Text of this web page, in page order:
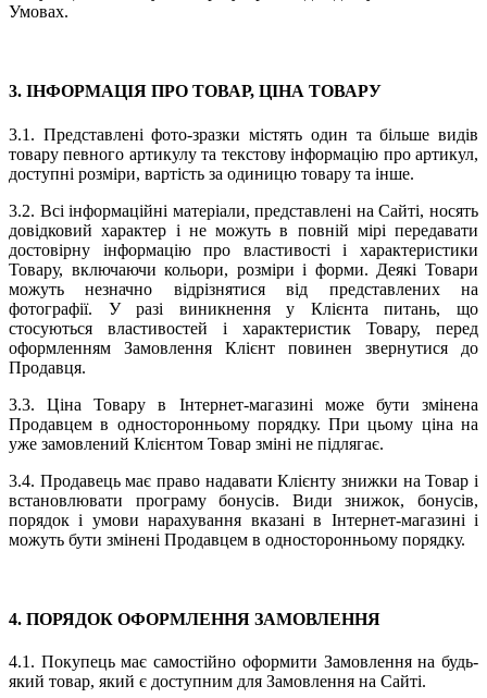
Умовах.
3. ІНФОРМАЦІЯ ПРО ТОВАР, ЦІНА ТОВАРУ
3.1. Представлені фото-зразки містять один та більше видів
товару певного артикулу та текстову інформацію про артикул,
доступні розміри, вартість за одиницю товару та інше.
3.2. Всі інформаційні матеріали, представлені на Сайті, носять
довідковий характер і не можуть в повній мірі передавати
достовірну інформацію про властивості і характеристики
Товару, включаючи кольори, розміри і форми. Деякі Товари
можуть незначно відрізнятися від представлених на
фотографії. У разі виникнення у Клієнта питань, що
стосуються властивостей і характеристик Товару, перед
оформленням Замовлення Клієнт повинен звернутися до
Продавця.
3.3. Ціна Товару в Інтернет-магазині може бути змінена
Продавцем в односторонньому порядку. При цьому ціна на
уже замовлений Клієнтом Товар зміні не підлягає.
3.4. Продавець має право надавати Клієнту знижки на Товар і
встановлювати програму бонусів. Види знижок, бонусів,
порядок і умови нарахування вказані в Інтернет-магазині і
можуть бути змінені Продавцем в односторонньому порядку.
4. ПОРЯДОК ОФОРМЛЕННЯ ЗАМОВЛЕННЯ
4.1. Покупець має самостійно оформити Замовлення на будь-
який товар, який є доступним для Замовлення на Сайті.